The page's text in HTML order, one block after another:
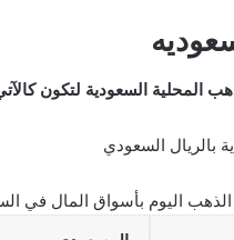
المحلية السعودية لتكون
بالريال السعودي
اليوم بأسواق المال في